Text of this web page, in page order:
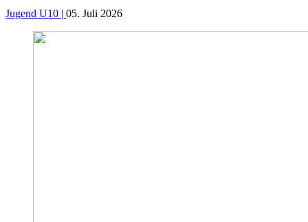
Jugend U10 | 05. Juli 2026